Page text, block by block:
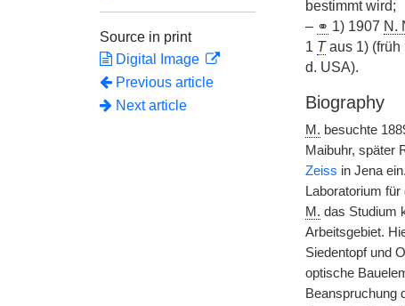
Source in print
Digital Image
Previous article
Next article
bestimmt wird;
– ⚭ 1) 1907 N.
1 Taus 1) (früh
d. USA).
Biography
M. besuchte
Maibuhr, später
Zeiss in Jena
Laboratorium
M. das Studium
Arbeitsgebiet.
Siedentopf und
optische
Beanspruchung